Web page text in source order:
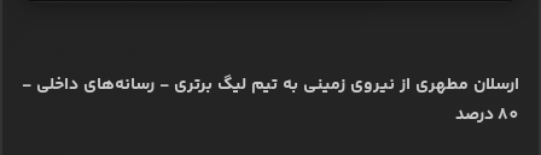
ارسلان مطهری از نیروی زمینی به تیم لیگ برتری - رسانه‌های داخلی -
80 درصد